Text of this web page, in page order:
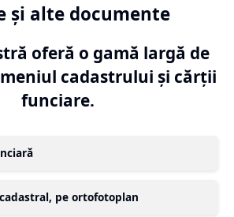
și alte documente
oferă o gamă largă de
cadastrului și cărții
funciare.
pe ortofotoplan